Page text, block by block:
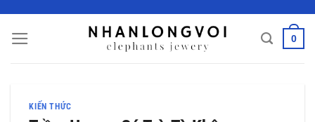
nội
0
KIẾN THỨC